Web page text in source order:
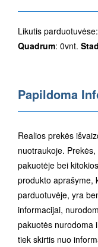
Likutis parduotuvėse:
Quadrum: 0vnt.
Papildoma
Realios prekės
nuotraukoje.
pakuotėje bei
produkto aprašyme,
parduotuvėje, yra
informacijai,
pakuotės nurodoma
tiek skirtis nuo